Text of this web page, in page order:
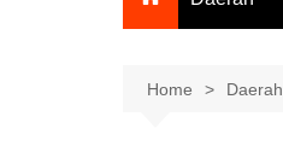
Home Daerah